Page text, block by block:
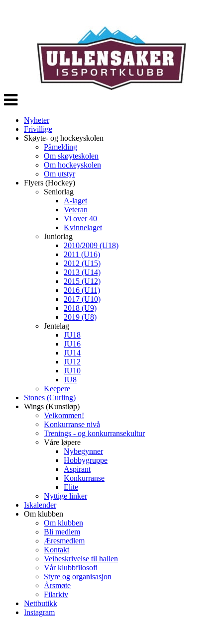
Veksle
navigasjon
Nyheter
Frivillige
Skøyte- og hockeyskolen
Påmelding
Om skøyteskolen
Om hockeyskolen
Om utstyr
Flyers (Hockey)
Seniorlag
A-laget
Veteran
Vi over 40
Kvinnelaget
Juniorlag
2010/2009 (U18)
2011 (U16)
2012 (U15)
2013 (U14)
2015 (U12)
2016 (U11)
2017 (U10)
2018 (U9)
2019 (U8)
Jentelag
JU18
JU16
JU14
JU12
JU10
JU8
Keepere
Stones (Curling)
Wings (Kunstløp)
Velkommen!
Konkurranse nivå
Trenings - og konkurransekultur
Våre løpere
Nybegynner
Hobbygruppe
Aspirant
Konkurranse
Elite
Nyttige linker
Iskalender
Om klubben
Om klubben
Bli medlem
Æresmedlem
Kontakt
Veibeskrivelse til hallen
Vår klubbfilosofi
Styre og organisasjon
Årsmøte
Filarkiv
Nettbutikk
Instagram